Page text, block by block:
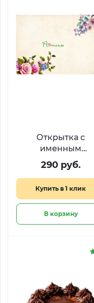
Открытка с
именным
стихотворением
290 руб.
Купить в 1 клик
В корзину